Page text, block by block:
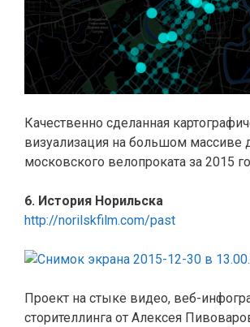
Качественно сделанная
визуализация на большом массиве
московского велопроката за 2015
6. История Норильска
http://norilskfilm.com/past
Проект на стыке видео, веб-
сторителлинга от Алексея